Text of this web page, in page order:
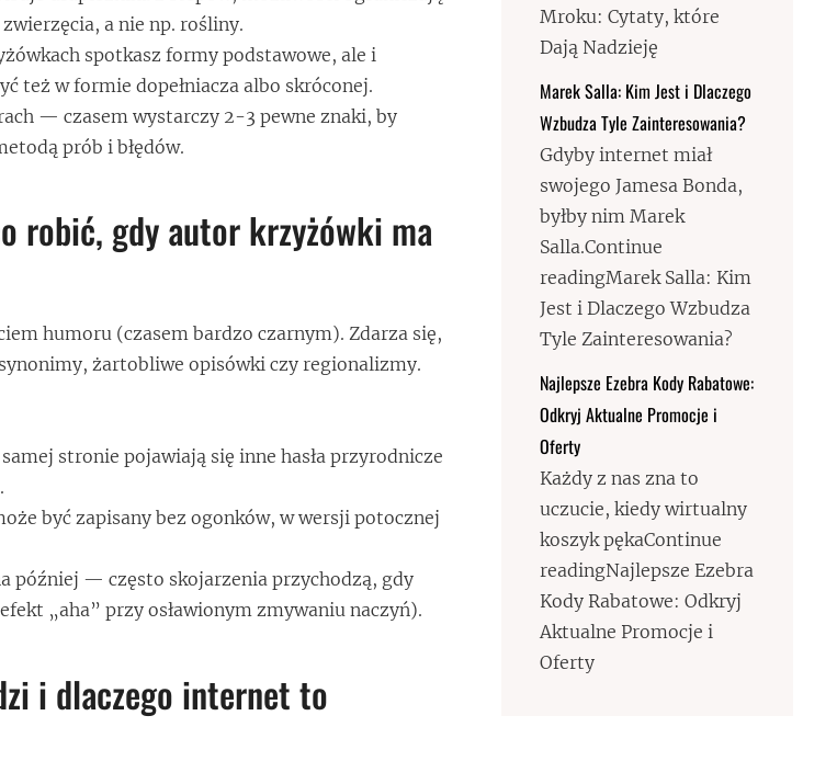
a nie np. rośliny.
spotkasz formy podstawowe, ale i
też w formie dopełniacza albo skróconej.
— czasem wystarczy 2-3 pewne znaki, by
prób i błędów.
robić, gdy autor krzyżówki ma
humoru (czasem bardzo czarnym). Zdarza się,
żartobliwe opisówki czy regionalizmy.
stronie pojawiają się inne hasła przyrodnicze
być zapisany bez ogonków, w wersji potocznej
później — często skojarzenia przychodzą, gdy
„aha” przy osławionym zmywaniu naczyń).
i dlaczego internet to
Mroku: Cytaty, które
Dają Nadzieję
Marek Salla: Kim Jest i Dlaczego
Wzbudza Tyle Zainteresowania?
Gdyby internet miał
swojego Jamesa Bonda,
byłby nim Marek
Salla.Continue
readingMarek Salla: Kim
Jest i Dlaczego Wzbudza
Tyle Zainteresowania?
Najlepsze Ezebra Kody Rabatowe:
Odkryj Aktualne Promocje i
Oferty
Każdy z nas zna to
uczucie, kiedy wirtualny
koszyk pękaContinue
readingNajlepsze Ezebra
Kody Rabatowe: Odkryj
Aktualne Promocje i
Oferty